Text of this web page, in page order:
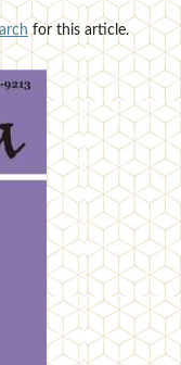
for this article.